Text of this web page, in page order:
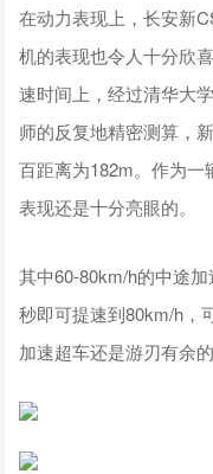
在动力表现上，长安新
机的表现也令人十分欣
速时间上，经过清华大
师的反复地精密测算，
百距离为182m。作为
表现还是十分亮眼的。
其中60-80km/h的中途
秒即可提速到80km/h，
加速超车还是游刃有余的